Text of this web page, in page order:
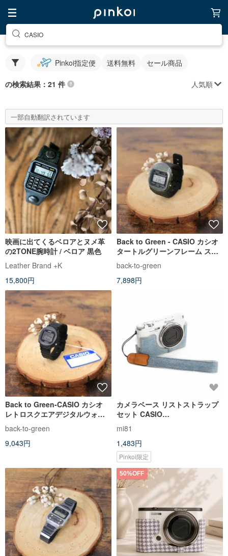
CASIO
Pinkoi指定便 送料無料 セール商品
の検索結果：21 件 人気順
一部自動翻訳されています
映画に出てくるベロアとヌメ革
の2TONE腕時計 / ベロア 黒色
Leather Brand +K
15,800円
Back to Green - CASIO カシオ
タートルグリーンフレーム スポ
ーツデジタルウォッチ
back-to-green
7,898円
Back to Green-CASIO カシオ
レトロスクエアデジタルウォッ
チback-to-green
9,043円
カメラベース リストストラップ
セット CASIO
mi81
1,483円
Pinkoi限定
50%OFF